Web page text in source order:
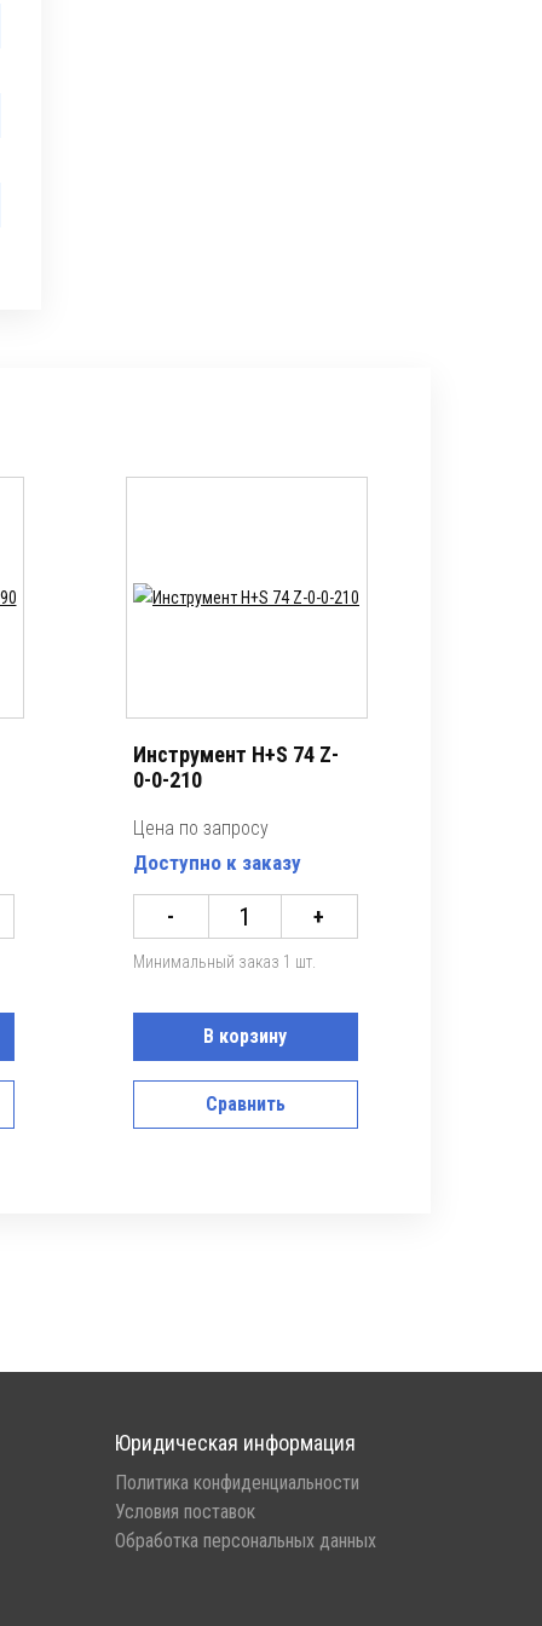
Инструмент H+S 74 Z-
0-0-210
Цена по запросу
Доступно к заказу
- +
Минимальный заказ 1 шт.
В корзину
Сравнить
Юридическая информация
Политика конфиденциальности
Условия поставок
Обработка персональных данных